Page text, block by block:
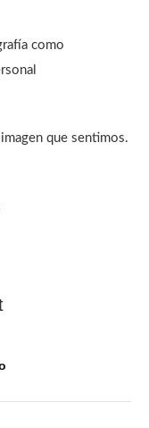
como
que sentimos.